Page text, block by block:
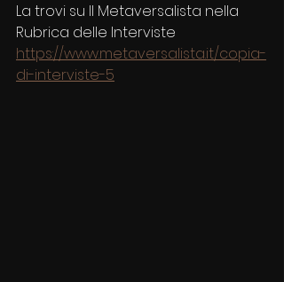
La trovi su Il Metaversalista nella
Rubrica delle Interviste
https://www.metaversalista.it/copia-
di-interviste-5